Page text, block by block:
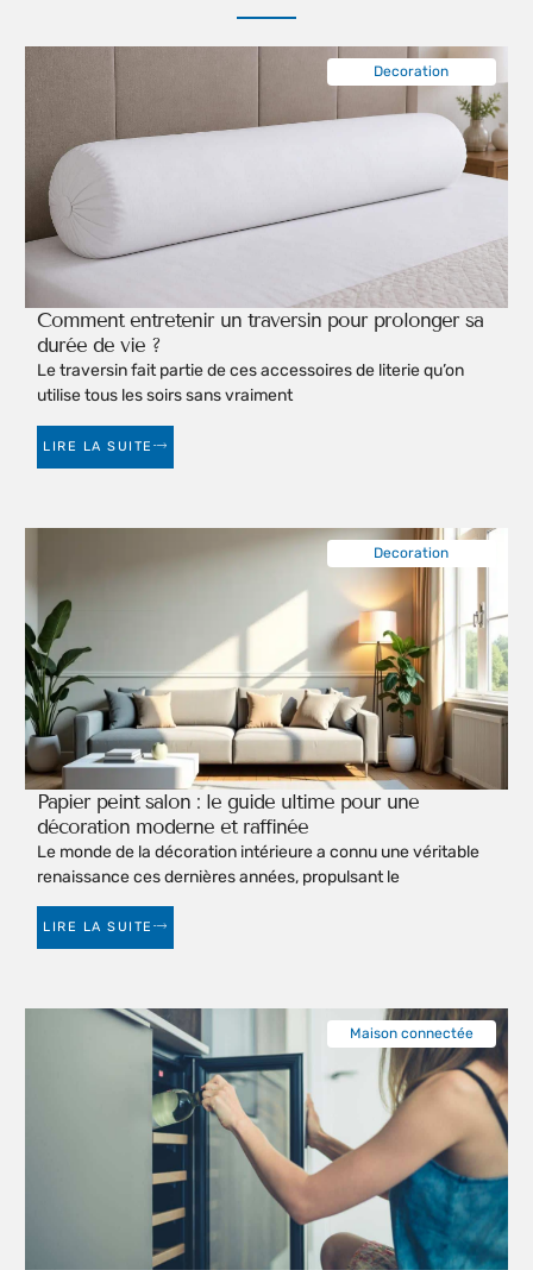
Comment entretenir un traversin pour prolonger sa
durée de vie ?
Le traversin fait partie de ces accessoires de literie qu’on
utilise tous les soirs sans vraiment
LIRE LA SUITE
Decoration
Papier peint salon : le guide ultime pour une
décoration moderne et raffinée
Le monde de la décoration intérieure a connu une véritable
renaissance ces dernières années, propulsant le
LIRE LA SUITE
Decoration
Maison connectée